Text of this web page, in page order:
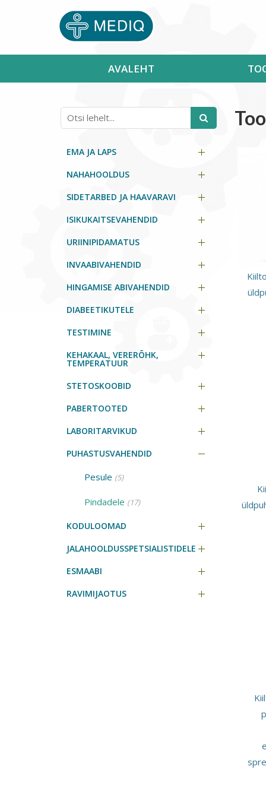
AVALEHT
EMA JA LAPS
NAHAHOOLDUS
SIDETARBED JA HAAVARAVI
ISIKUKAITSEVAHENDID
URIINIPIDAMATUS
INVAABIVAHENDID
HINGAMISE ABIVAHENDID
DIABEETIKUTELE
TESTIMINE
KEHAKAAL, VERERÕHK,
TEMPERATUUR
STETOSKOOBID
PABERTOOTED
LABORITARVIKUD
PUHASTUSVAHENDID
Pesule (5)
Pindadele (17)
KODULOOMAD
JALAHOOLDUSSPETSIALISTIDELE
ESMAABI
RAVIMIJAOTUS